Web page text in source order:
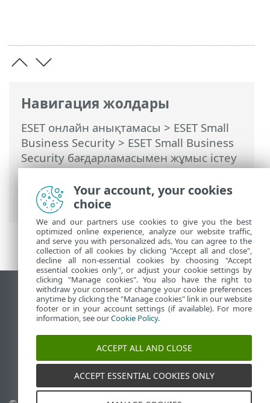
Навигация жолдары
ESET онлайн анықтамасы > ESET Small
Business Security > ESET Small Business
Security бағдарламасымен жұмыс істеу
>Кеңейтілген орнату>Пайдаланушы
интерфейсі> Экранды оқу құралын
қолдау
Жұмыс үстеліндегі сайтты қарау
End of Life
ESET білім қоры
ESET форумы
ESET Status Portal
Аймақтық қолдау
Your account, your cookies
choice
We and our partners use cookies to give you the best
optimized online experience, analyze our website traffic,
and serve you with personalized ads. You can agree to the
collection of all cookies by clicking "Accept all and close",
decline all non-essential cookies by choosing "Accept
essential cookies only", or adjust your cookie settings by
clicking "Manage cookies". You also have the right to
withdraw your consent or change your cookie preferences
anytime by clicking the "Manage cookies" link in our website
footer or in your account settings (if available). For more
information, see ourCookie Policy.
ACCEPT ALL AND CLOSE
ACCEPT ESSENTIAL COOKIES ONLY